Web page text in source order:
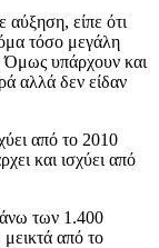
αύξηση, είπε ότι
τόσο μεγάλη
υπάρχουν και
αλλά δεν είδαν
από το 2010
και ισχύει από
άνω των 1.400
από το